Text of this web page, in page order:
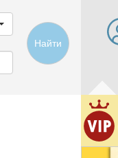
Найти